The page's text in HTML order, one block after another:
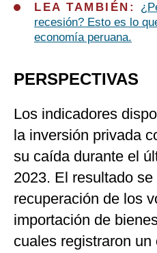
LEA TAMBIÉN:
recesión? Esto es lo
economía peruana.
PERSPECTIVAS
Los indicadores
la inversión privada
su caída durante el
2023. El resultado
recuperación de los
importación de
cuales registraron